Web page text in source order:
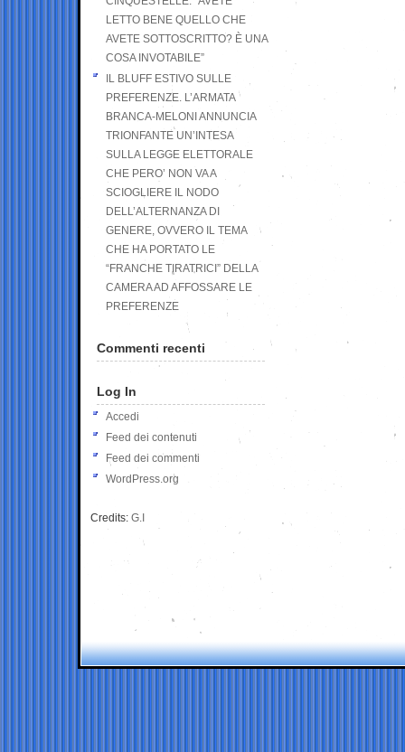
LETTO BENE QUELLO CHE
AVETE SOTTOSCRITTO? È UNA
COSA INVOTABILE”
IL BLUFF ESTIVO SULLE
PREFERENZE. L’ARMATA
BRANCA-MELONI ANNUNCIA
TRIONFANTE UN’INTESA
SULLA LEGGE ELETTORALE
CHE PERO’ NON VA A
SCIOGLIERE IL NODO
DELL’ALTERNANZA DI
GENERE, OVVERO IL TEMA
CHE HA PORTATO LE
“FRANCHE TIRATRICI” DELLA
CAMERA AD AFFOSSARE LE
PREFERENZE
Commenti recenti
Log In
Accedi
Feed dei contenuti
Feed dei commenti
WordPress.org
Credits: G.I